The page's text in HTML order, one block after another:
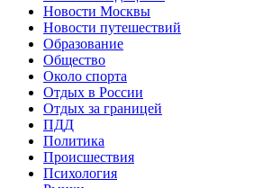
Новости Москвы
Новости путешествий
Образование
Общество
Около спорта
Отдых в России
Отдых за границей
ПДД
Политика
Происшествия
Психология